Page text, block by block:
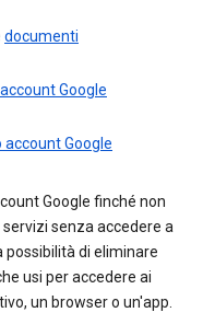
documenti
Google
Google
Google finché non
senza accedere a
possibilità di eliminare
usi per accedere ai
un browser o un'app.